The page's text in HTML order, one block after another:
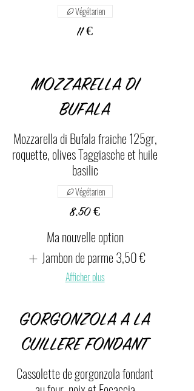
11 €
Végétarien
MOZZARELLA DI
BUFALA
Mozzarella di Bufala fraiche 125gr,
roquette, olives Taggiasche et huile
basilic
8,50 €
Végétarien
Ma nouvelle option
Jambon de parme3,50 €
Afficher plus
GORGONZOLA A LA
CUILLERE FONDANT
Cassolette de gorgonzola fondant